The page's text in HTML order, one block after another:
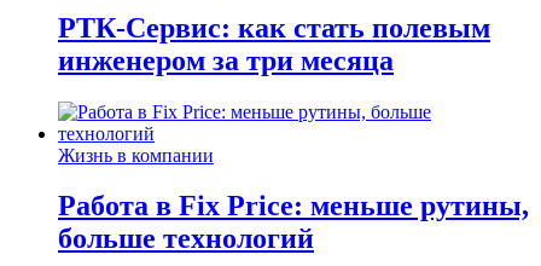
РТК-Сервис: как стать полевым
инженером за три месяца
Жизнь в компании
Работа в Fix Price: меньше рутины,
больше технологий